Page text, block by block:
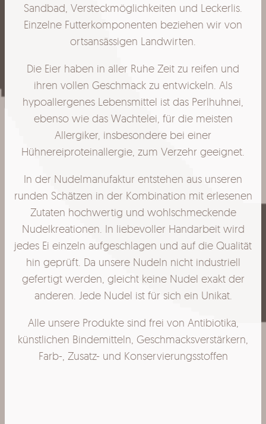
Sandbad, Versteckmöglichkeiten und Leckerlis.
Einzelne Futterkomponenten beziehen wir von
ortsansässigen Landwirten.
Die Eier haben in aller Ruhe Zeit zu reifen und
ihren vollen Geschmack zu entwickeln. Als
hypoallergenes Lebensmittel ist das Perlhuhnei,
ebenso wie das Wachtelei, für die meisten
Allergiker, insbesondere bei einer
Hühnereiproteinallergie, zum Verzehr geeignet.
In der Nudelmanufaktur entstehen aus unseren
runden Schätzen in der Kombination mit erlesenen
Zutaten hochwertig und wohlschmeckende
Nudelkreationen. In liebevoller Handarbeit wird
jedes Ei einzeln aufgeschlagen und auf die Qualität
hin geprüft. Da unsere Nudeln nicht industriell
gefertigt werden, gleicht keine Nudel exakt der
anderen. Jede Nudel ist für sich ein Unikat.
Alle unsere Produkte sind frei von Antibiotika,
künstlichen Bindemitteln, Geschmacksverstärkern,
Farb-, Zusatz- und Konservierungsstoffen